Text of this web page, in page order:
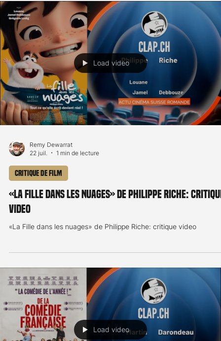
Remy Dewarrat
22 juil.
1 min de lecture
Critique de film
«H is for Hawk» de Philippa Lowthorpe: critique
video
Remy Dewarrat
22 juil.
1 min de lecture